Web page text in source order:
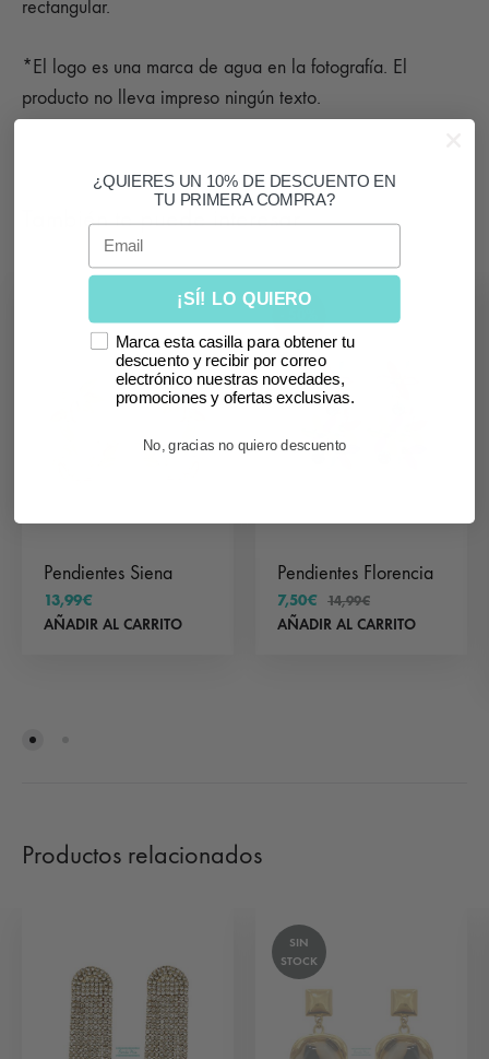
rectangular.
*El logo es una marca de agua en la fotografía. El
producto no lleva impreso ningún texto.
También te puede interesar
Pendientes Siena
13,99€
AÑADIR AL CARRITO
Pendientes Florencia
7,50€ 14,99€
AÑADIR AL CARRITO
Productos relacionados
SIN
STOCK
¿QUIERES UN 10% DE DESCUENTO EN
TU PRIMERA COMPRA?
Email
¡SÍ! LO QUIERO
Marca esta casilla para obtener tu
descuento y recibir por correo
electrónico nuestras novedades,
promociones y ofertas exclusivas.
No, gracias no quiero descuento